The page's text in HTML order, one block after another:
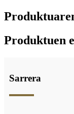
Produktuen
Sarrera